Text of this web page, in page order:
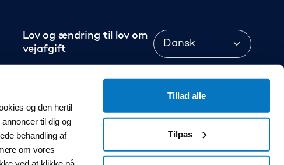
og den hertil
til dig og
behandling af
om vores
Tillad alle
Tilpas
Lov og ændring til lov om
vejafgift
Tilgængelighedserklæring
Vejafgifter.dk
Tilgængelighedserklæring
Language